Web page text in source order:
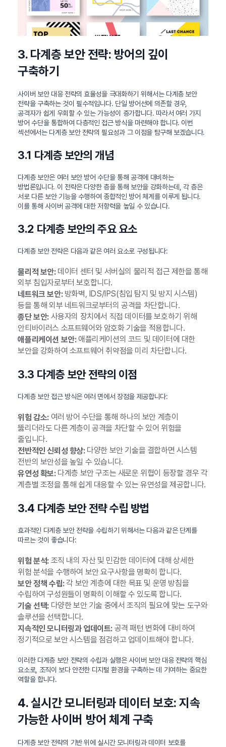
3. 다계층 보안 전략: 방어의 깊이
구축하기
사이버 보안 대응 전략의 효율성을 극대화하기 위해서는 다계층 보안
전략을 구축하는 것이 필수적입니다. 단일 방어선에 의존할 경우,
공격자가 쉽게 우회할 수 있는 가능성이 증가합니다. 따라서 여러 가지
방어 수단을 통합하여 다층적인 접근 방식을 마련해야 합니다. 이번
섹션에서는 다계층 보안 전략의 필요성과 그 이점을 탐구해 보겠습니다.
3.1 다계층 보안의 개념
다계층 보안은 여러 보안 방어 수단을 통해 공격에 대비하는
방법론입니다. 이 전략은 다양한 층을 통해 보안을 강화하는데, 각 층은
서로 다른 보안 기능을 수행하여 종합적인 방어 체계를 이루게 됩니다.
이를 통해 사이버 공격에 대한 저항력을 높일 수 있습니다.
3.2 다계층 보안의 주요 요소
다계층 보안 전략은 다음과 같은 여러 요소로 구성됩니다:
물리적 보안:데이터 센터 및 서버실의 물리적 접근 제한을 통해
외부 침입자로부터 보호합니다.
네트워크 보안:방화벽, IDS/IPS(침입 탐지 및 방지 시스템)
등을 통해 외부 네트워크로부터의 공격을 차단합니다.
종단 보안:사용자의 장치에서 직접 데이터를 보호하기 위해
안티바이러스 소프트웨어와 암호화 기술을 적용합니다.
애플리케이션 보안:애플리케이션의 코드 및 데이터에 대한
보안을 강화하여 소프트웨어 취약점을 미리 차단합니다.
3.3 다계층 보안 전략의 이점
다계층 보안 접근 방식은 여러 면에서 장점을 제공합니다:
위험 감소:여러 방어 수단을 통해 하나의 보안 계층이
뚫리더라도 다른 계층이 공격을 차단할 수 있어 위험을
줄입니다.
전반적인 신뢰성 향상:다양한 보안 기술을 결합하면 시스템
전반의 보안성을 높일 수 있습니다.
유연성 확보:다계층 보안 구조는 새로운 위협이 등장할 경우 각
계층별 조정을 통해 쉽게 대응할 수 있는 유연성을 제공합니다.
3.4 다계층 보안 전략 수립 방법
효과적인 다계층 보안 전략을 수립하기 위해서는 다음과 같은 단계를
따르는 것이 좋습니다:
위험 분석:조직 내의 자산 및 민감한 데이터에 대해 상세한
위험 분석을 수행하여 보안 요구사항을 명확히 합니다.
보안 정책 수립:각 보안 계층에 대한 목표 및 운영 방침을
수립하여 구성원들이 명확히 이해할 수 있도록 합니다.
기술 선택:다양한 보안 기술 중에서 조직의 필요에 맞는 도구와
솔루션을 선택합니다.
지속적인 모니터링과 업데이트:공격 패턴 변화에 대비하여
정기적으로 보안 시스템을 점검하고 업데이트해야 합니다.
이러한 다계층 보안 전략의 수립과 실행은 사이버 보안 대응 전략의 핵심
요소로, 조직이 보다 안전한 디지털 환경을 구축하는 데 기여하는 중요한
역할을 합니다.
4. 실시간 모니터링과 데이터 보호: 지속
가능한 사이버 방어 체계 구축
다계층 보안 전략의 기반 위에 실시간 모니터링과 데이터 보호를